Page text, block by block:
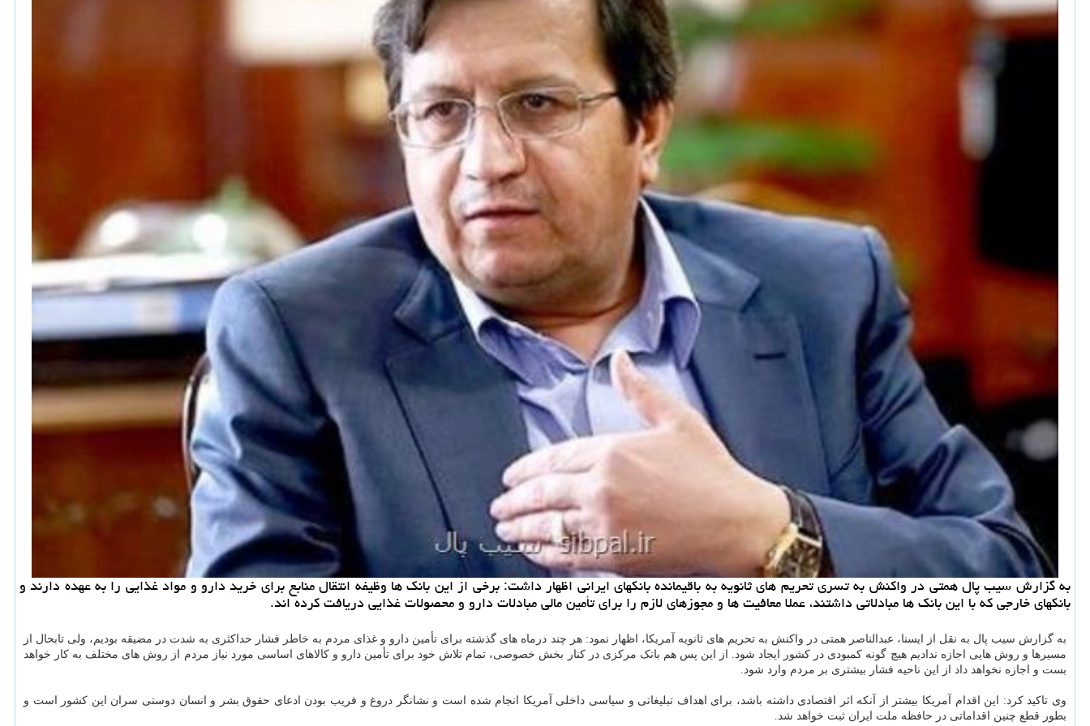
به گزارش سیب پال همتی در واكنش به تسری تحریم های ثانویه به باقیمانده بانكهای ایرانی اظهار داشت: برخی از این بانك ها وظیفه انتقال منابع برای خرید دارو و مواد غذایی را به عهده دارند و
بانكهای خارجی كه با این بانك ها مبادلاتی داشتند، عملا معافیت ها و مجوزهای لازم را برای تأمین مالی مبادلات دارو و محصولات غذایی دریافت كرده اند.
به گزارش سیب پال به نقل از ایسنا، عبدالناصر همتی در واکنش به تحریم های ثانویه آمریکا، اظهار نمود: هر چند درماه های گذشته برای تأمین دارو و غذای مردم به خاطر فشار حداکثری به شدت در مضیقه بودیم، ولی تابحال از
مسیرها و روش هایی اجازه ندادیم هیچ گونه کمبودی در کشور ایجاد شود. از این پس هم بانک مرکزی در کنار بخش خصوصی، تمام تلاش خود برای تأمین دارو و کالاهای اساسی مورد نیاز مردم از روش های مختلف به کار خواهد
بست و اجازه نخواهد داد از این ناحیه فشار بیشتری بر مردم وارد شود.
وی تاکید کرد: این اقدام آمریکا بیشتر از آنکه اثر اقتصادی داشته باشد، برای اهداف تبلیغاتی و سیاسی داخلی آمریکا انجام شده است و نشانگر دروغ و فریب بودن ادعای حقوق بشر و انسان دوستی سران این کشور است و
بطور قطع چنین اقداماتی در حافظه ملت ایران ثبت خواهد شد.